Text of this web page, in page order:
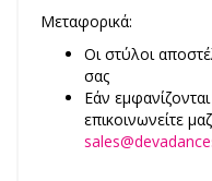
Μεταφορικά:
Οι στύλοι
σας
Εάν
επικοινωνείτε